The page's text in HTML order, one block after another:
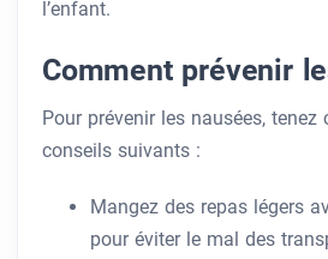
l’enfant.
Comment prévenir
Pour prévenir les nausées, tenez
conseils suivants :
Mangez des repas légers
pour éviter le mal des